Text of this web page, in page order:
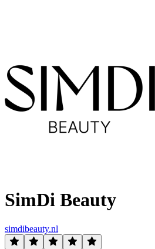
SimDi Beauty
simdibeauty.nl